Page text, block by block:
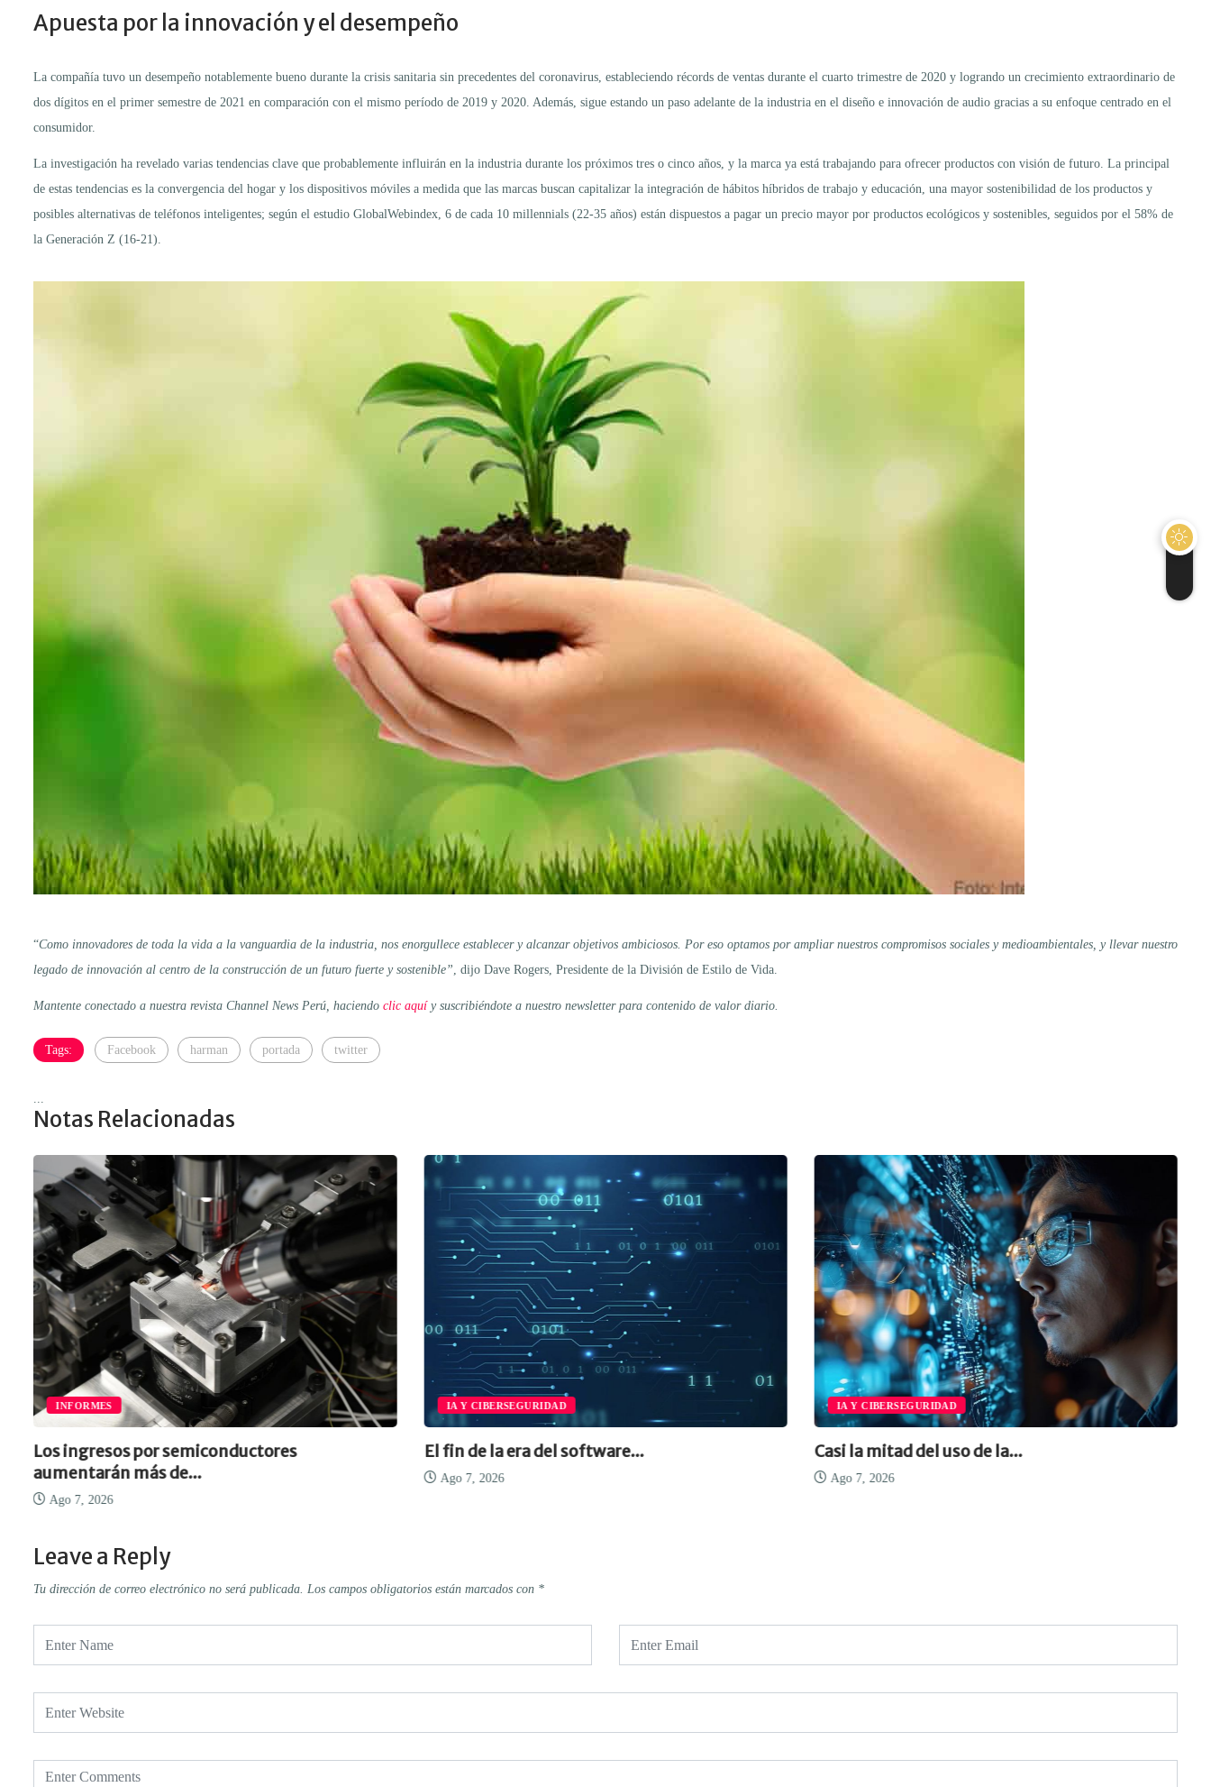
Apuesta por la innovación y el desempeño
La compañía tuvo un desempeño notablemente bueno durante la crisis sanitaria sin precedentes del coronavirus, estableciendo récords de ventas durante el cuarto trimestre de 2020 y logrando un crecimiento extraordinario de
dos dígitos en el primer semestre de 2021 en comparación con el mismo período de 2019 y 2020. Además, sigue estando un paso adelante de la industria en el diseño e innovación de audio gracias a su enfoque centrado en el
consumidor.
La investigación ha revelado varias tendencias clave que probablemente influirán en la industria durante los próximos tres o cinco años, y la marca ya está trabajando para ofrecer productos con visión de futuro. La principal
de estas tendencias es la convergencia del hogar y los dispositivos móviles a medida que las marcas buscan capitalizar la integración de hábitos híbridos de trabajo y educación, una mayor sostenibilidad de los productos y
posibles alternativas de teléfonos inteligentes; según el estudio GlobalWebindex, 6 de cada 10 millennials (22-35 años) están dispuestos a pagar un precio mayor por productos ecológicos y sostenibles, seguidos por el 58% de
la Generación Z (16-21).
“Como innovadores de toda la vida a la vanguardia de la industria, nos enorgullece establecer y alcanzar objetivos ambiciosos. Por eso optamos por ampliar nuestros compromisos sociales y medioambientales, y llevar nuestro
legado de innovación al centro de la construcción de un futuro fuerte y sostenible” , dijo Dave Rogers, Presidente de la División de Estilo de Vida.
Mantente conectado a nuestra revista Channel News Perú, haciendo clic aquíy suscribiéndote a nuestro newsletter para contenido de valor diario.
Tags: Facebook harman portada twitter
Notas Relacionadas
IA Y CIBERSEGURIDAD
El fin de la era del software...
Ago 7, 2026
IA Y CIBERSEGURIDAD
Casi la mitad del uso de la...
Ago 7, 2026
INFRAESTRUCTURA DE CONECTIVIDAD
La modernización del Data Center no es...
Ago 7, 2026
Leave a Reply
Tu dirección de correo electrónico no será publicada. Los campos obligatorios están marcados con *